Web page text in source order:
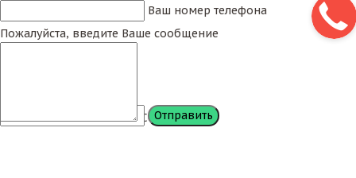
Ваш номер телефона
Пожалуйста, введите Ваше сообщение
Сообщение